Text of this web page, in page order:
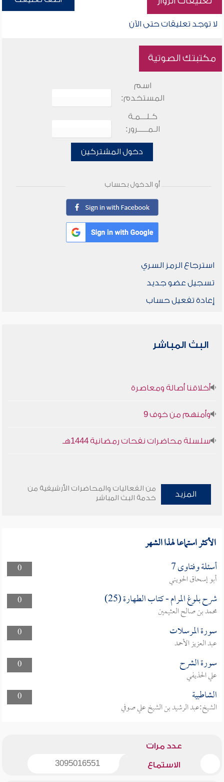
لا توجد تعليقات حتى الآن
مكتبتك الصوتية
اسم
المستخدم:
كـلـــمـة
الـمـــــرور:
دخول المشتركين
أو الدخول بحساب
استرجاع الرمز السري
تسجيل عضو جديد
إعادة تفعيل حساب
البث المباشر
أخلاقنا أصالة ومعاصرة
وأمنهم من خوف 9
سلسلة محاضرات نفحات رمضانية 1444هـ
المزيد
من الفعاليات والمحاضرات الأرشيفية من
خدمة البث المباشر
الأكثر استماعا لهذا الشهر
0 أسئلة وفتاوى 7
أبو إسحاق الحويني
0
شرح بلوغ المرام - كتاب الطهارة (25)
محمد بن صالح العثيمين
0
سورة المرسلات
عبد العزيز الأحمد
0
سورة الشرح
علي الحذيفي
0
الشاطبية
الشيخ:عبد الرشيد بن الشيخ علي صوفي
عدد مرات
الاستماع 3095016551